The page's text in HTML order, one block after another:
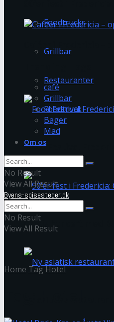
Foodtrucks
Grillbar
Restauranter
Food Festival
Gratis koncert med
café
Grillbar
Foodtruck
Bager
Mad
Om os
No Result
View All Result
Byens-spisesteder.dk
No Result
View All Result
Home TagHotel